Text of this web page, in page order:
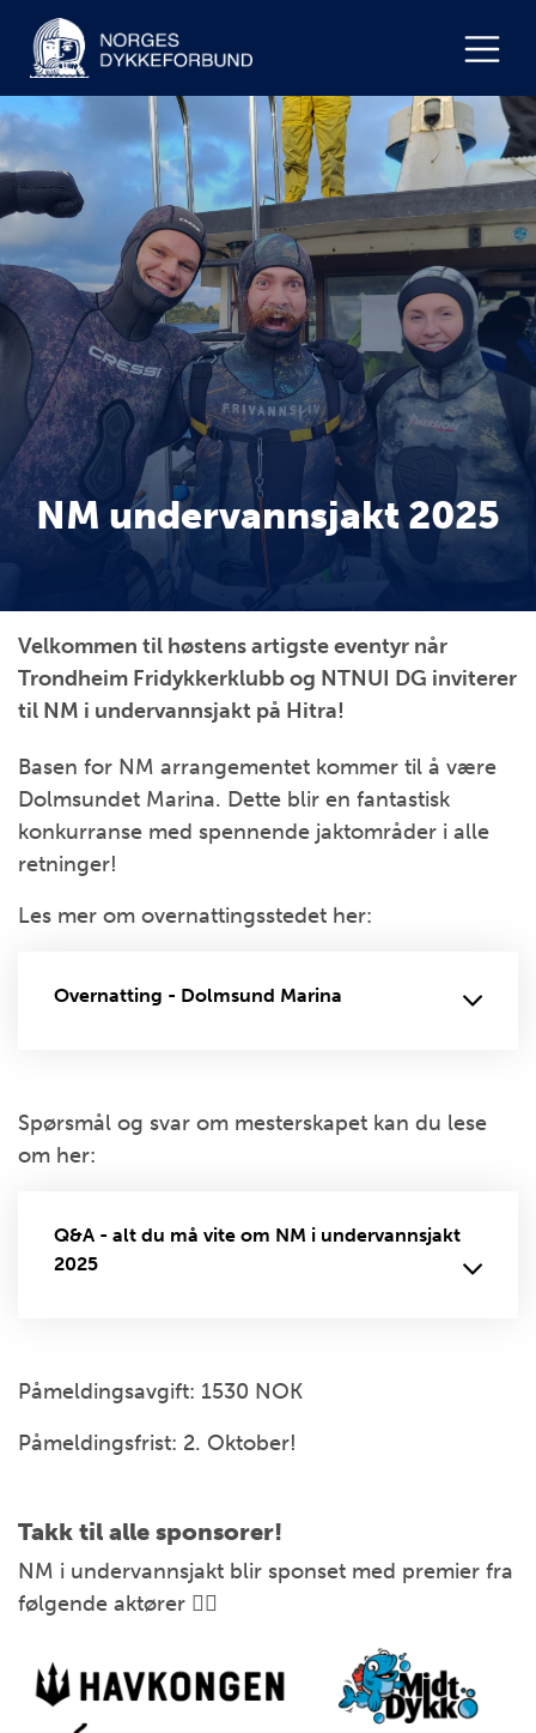
NM undervannsjakt 2025
Velkommen til høstens artigste eventyr når
Trondheim Fridykkerklubb og NTNUI DG inviterer
til NM i undervannsjakt på Hitra!
Basen for NM arrangementet kommer til å være
Dolmsundet Marina. Dette blir en fantastisk
konkurranse med spennende jaktområder i alle
retninger!
Les mer om overnattingsstedet her:
Overnatting - Dolmsund Marina
Spørsmål og svar om mesterskapet kan du lese
om her:
Q&A - alt du må vite om NM i undervannsjakt
2025
Påmeldingsavgift: 1530 NOK
Påmeldingsfrist: 2. Oktober!
Takk til alle sponsorer!
NM i undervannsjakt blir sponset med premier fra
følgende aktører 👇🏻